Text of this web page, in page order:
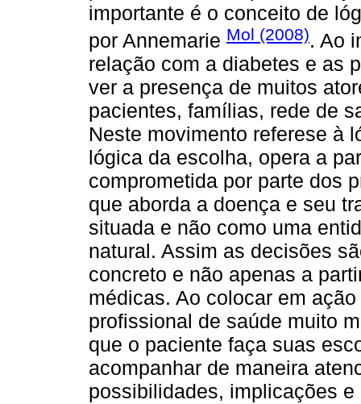
importante é o conceito de
por Annemarie Mol (2008). Ao
relação com a diabetes e as
ver a presença de muitos
pacientes, famílias, rede de
Neste movimento referese à
lógica da escolha, opera a
comprometida por parte dos
que aborda a doença e seu
situada e não como uma
natural. Assim as decisões
concreto e não apenas a
médicas. Ao colocar em
profissional de saúde muito
que o paciente faça suas
acompanhar de maneira
possibilidades, implicações